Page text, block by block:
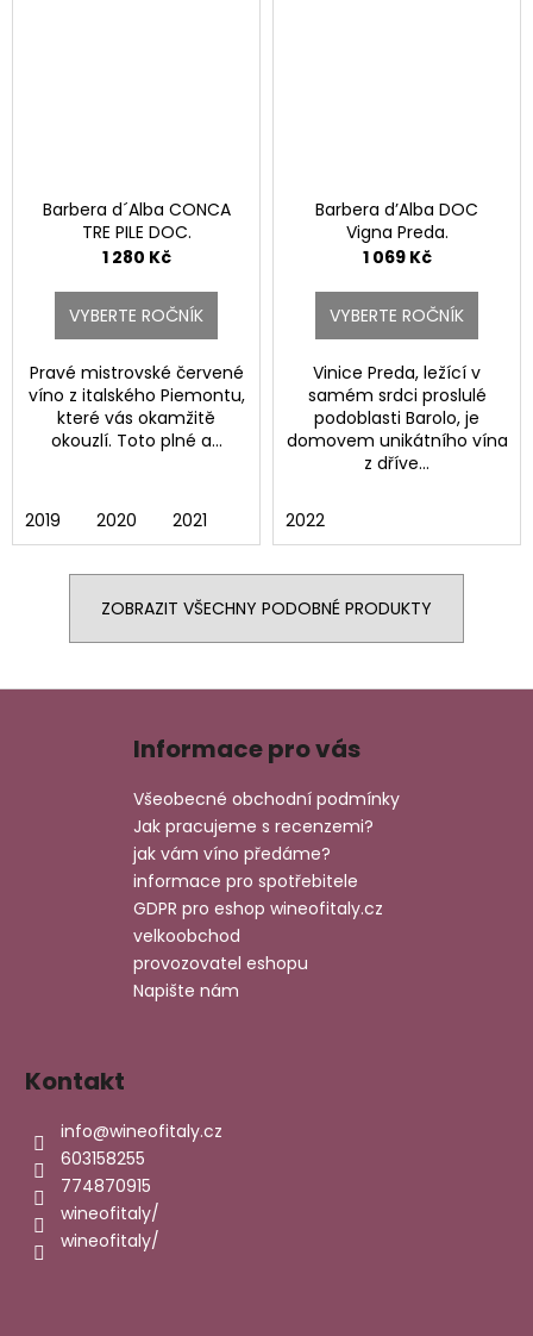
Barbera d´Alba CONCA
TRE PILE DOC.
1 280 Kč
VYBERTE ROČNÍK
Pravé mistrovské červené
víno z italského Piemontu,
které vás okamžitě
okouzlí. Toto plné a...
2019 2020 2021
Barbera d’Alba DOC
Vigna Preda.
1 069 Kč
VYBERTE ROČNÍK
Vinice Preda, ležící v
samém srdci proslulé
podoblasti Barolo, je
domovem unikátního vína
z dříve...
2022
ZOBRAZIT VŠECHNY PODOBNÉ PRODUKTY
Z
Informace pro vás
Všeobecné obchodní podmínky
Jak pracujeme s recenzemi?
jak vám víno předáme?
informace pro spotřebitele
GDPR pro eshop wineofitaly.cz
velkoobchod
provozovatel eshopu
Napište nám
Kontakt
info@wineofitaly.cz
603158255
774870915
wineofitaly/
wineofitaly/